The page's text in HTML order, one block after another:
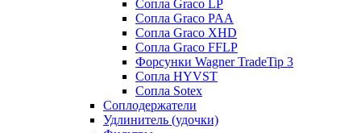
Сопла Graco LP
Сопла Graco PAA
Сопла Graco XHD
Сопла Graco FFLP
Форсунки Wagner TradeTip 3
Сопла HYVST
Сопла Sotex
Соплодержатели
Удлинитель (удочки)